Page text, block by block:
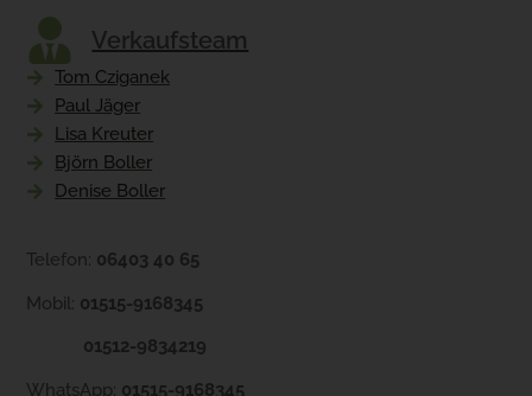
Verkaufsteam
Tom Cziganek
Paul Jäger
Lisa Kreuter
Björn Boller
Denise Boller
Telefon: 06403 40 65
Mobil: 01515-9168345
01512-9834219
WhatsApp: 01515-9168345